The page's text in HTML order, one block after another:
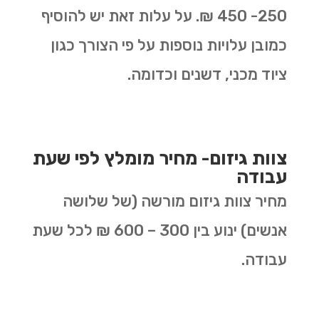
250- 450 ₪. על עלות זאת יש להוסיף
כמובן עלויות נוספות על פי הצורך כגון
ציוד מכני, דשנים וכדומה.
צוות גיזום- מחיר מומלץ לפי שעת
עבודה
מחיר צוות גיזום מורשה (של שלושה
אנשים) ינוע בין 300 – 600 ₪ לכל שעת
עבודה.